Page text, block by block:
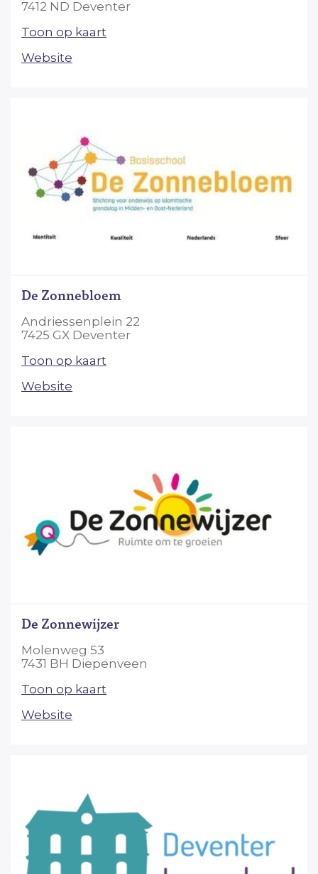
7412 ND Deventer
Toon op kaart
Website
De Zonnebloem
Andriessenplein 22
7425 GX Deventer
Toon op kaart
Website
De Zonnewijzer
Molenweg 53
7431 BH Diepenveen
Toon op kaart
Website